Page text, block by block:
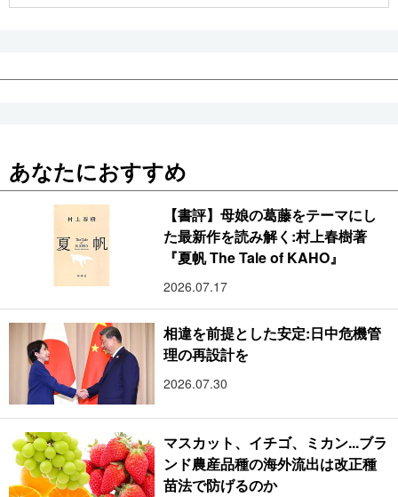
あなたにおすすめ
【書評】母娘の葛藤をテーマにし
た最新作を読み解く:村上春樹著
『夏帆 The Tale of KAHO』
2026.07.17
相違を前提とした安定:日中危機管
理の再設計を
2026.07.30
マスカット、イチゴ、ミカン...ブラ
ンド農産品種の海外流出は改正種
苗法で防げるのか